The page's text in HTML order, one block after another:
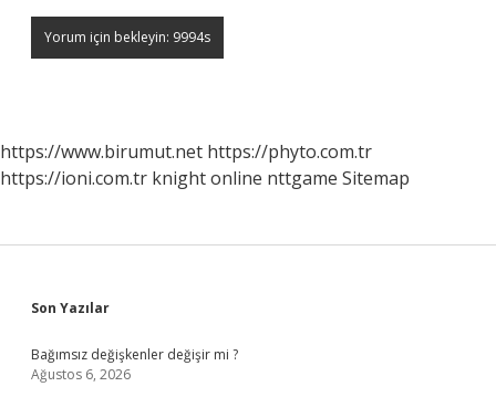
https://www.birumut.net https://phyto.com.tr
https://ioni.com.tr knight online nttgame Sitemap
Sidebar
Son Yazılar
Bağımsız değişkenler değişir mi ?
Ağustos 6, 2026